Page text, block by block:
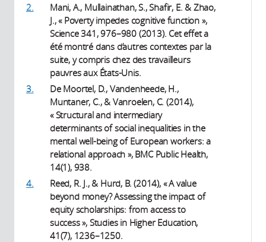
2.
Mani, A., Mullainathan, S., Shafir, E. & Zhao,
J., « Poverty impedes cognitive function »,
Science 341, 976–980 (2013). Cet effet a
été montré dans d’autres contextes par la
suite, y compris chez des travailleurs
pauvres aux États-Unis.
3.
De Moortel, D., Vandenheede, H.,
Muntaner, C., & Vanroelen, C. (2014),
« Structural and intermediary
determinants of social inequalities in the
mental well-being of European workers: a
relational approach », BMC Public Health,
14(1), 938.
4.
Reed, R. J., & Hurd, B. (2014), « A value
beyond money? Assessing the impact of
equity scholarships: from access to
success », Studies in Higher Education,
41(7), 1236–1250.